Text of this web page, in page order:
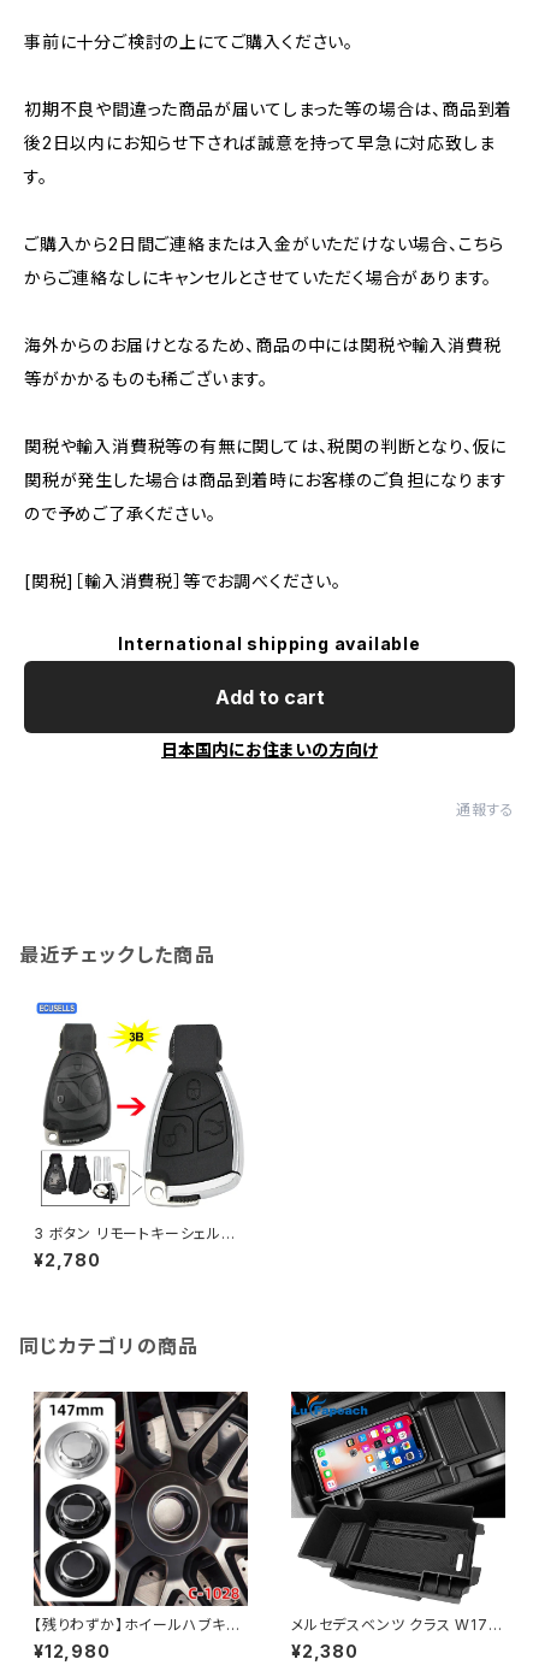
事前に十分ご検討の上にてご購入ください。
初期不良や間違った商品が届いてしまった等の場合は、商品到着
後2日以内にお知らせ下されば誠意を持って早急に対応致しま
す。
ご購入から2日間ご連絡または入金がいただけない場合、こちら
からご連絡なしにキャンセルとさせていただく場合があります。
海外からのお届けとなるため、商品の中には関税や輸入消費税
等がかかるものも稀ございます。
関税や輸入消費税等の有無に関しては、税関の判断となり、仮に
関税が発生した場合は商品到着時にお客様のご負担になります
ので予めご了承ください。
[関税]［輸入消費税］等でお調べください。
International shipping available
Add to cart
日本国内にお住まいの方向け
通報する
最近チェックした商品
3 ボタン リモートキーシェルケ
ース リモートフリップキーケース
ハウジング メルセデスベンツ C
¥2,780
同じカテゴリの商品
【残りわずか】ホイールハブキャ
ップ ロゴエンブレム メルセデス
ベンツ AMG G350 G500 G6
¥12,980
メルセデスベンツ クラス W176
C117 W117用の中央アームレ
スト付き収納ボックス
¥2,380